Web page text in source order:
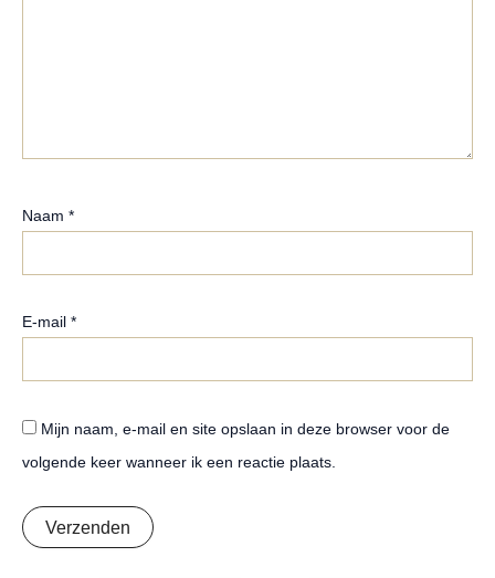
Naam *
E-mail *
Mijn naam, e-mail en site opslaan in deze browser voor de
volgende keer wanneer ik een reactie plaats.